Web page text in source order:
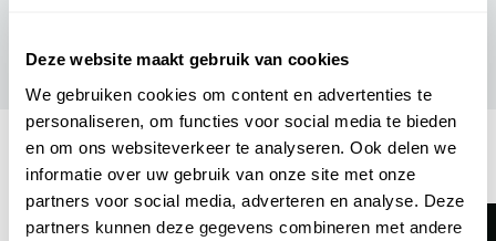
Deze website maakt gebruik van cookies
We gebruiken cookies om content en advertenties te
personaliseren, om functies voor social media te bieden
en om ons websiteverkeer te analyseren. Ook delen we
informatie over uw gebruik van onze site met onze
partners voor social media, adverteren en analyse. Deze
partners kunnen deze gegevens combineren met andere
Zaalplattegrond
anderen keken ook